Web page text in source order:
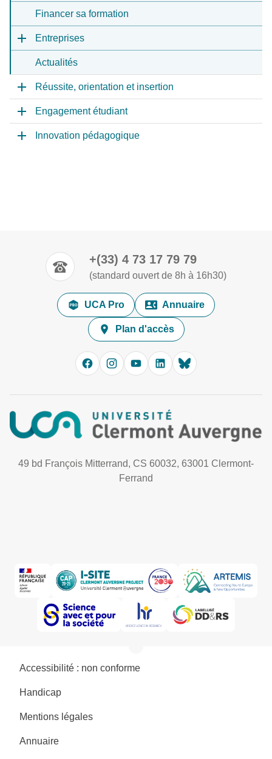
Financer sa formation
Entreprises
Actualités
Réussite, orientation et insertion
Engagement étudiant
Innovation pédagogique
+(33) 4 73 17 79 79
(standard ouvert de 8h à 16h30)
UCA Pro Annuaire
Plan d'accès
49 bd François Mitterrand, CS 60032, 63001 Clermont-
Ferrand
Accessibilité : non conforme
Handicap
Mentions légales
Annuaire